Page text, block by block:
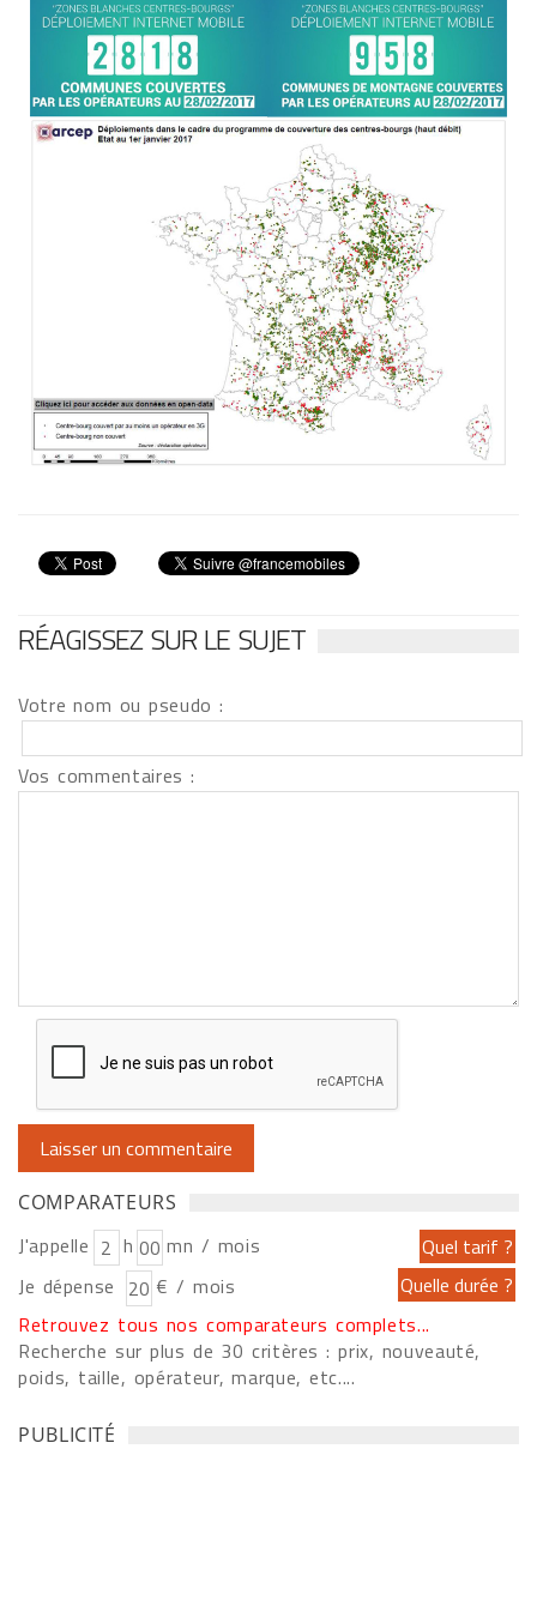
RÉAGISSEZ SUR LE SUJET
Votre nom ou pseudo :
Vos commentaires :
COMPARATEURS
J'appelle h
mn / mois
Je dépense
€ / mois
Retrouvez tous nos comparateurs complets...
Recherche sur plus de 30 critères : prix, nouveauté,
poids, taille, opérateur, marque, etc....
PUBLICITÉ